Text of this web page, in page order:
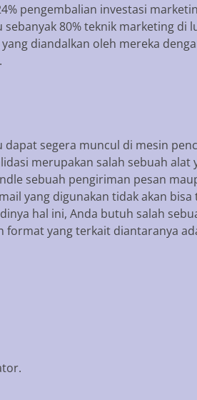
pengembalian investasi
80% teknik marketing
diandalkan oleh mereka
segera muncul di mesin
merupakan salah sebuah
sebuah pengiriman pesan
yang digunakan tidak akan
hal ini, Anda butuh salah
format yang terkait diantaranya